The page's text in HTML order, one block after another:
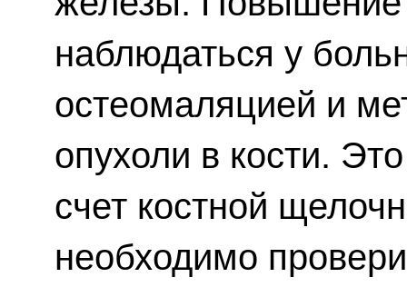
наблюдаться у
остеомаляцией и
опухоли в кости.
счет костной
необходимо